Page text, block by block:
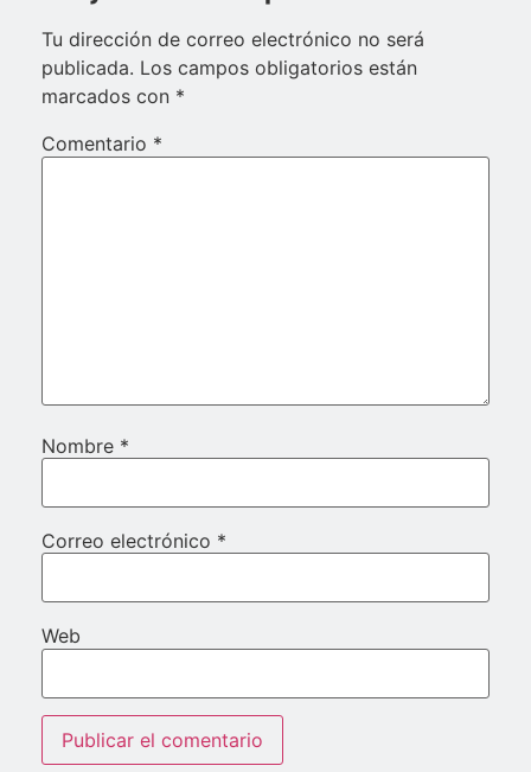
Tu dirección de correo electrónico no será
publicada. Los campos obligatorios están
marcados con *
Comentario *
Nombre *
Correo electrónico *
Web